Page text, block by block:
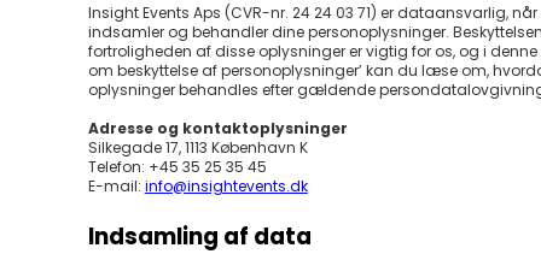
Insight Events Aps (CVR-nr. 24 24 03 71) er dataansvarlig, når
indsamler og behandler dine personoplysninger.
fortroligheden af disse oplysninger er vigtig for os, og i denne
om beskyttelse af personoplysninger’ kan du læse om,
oplysninger behandles efter gældende
Adresse og kontaktoplysninger
Silkegade 17, 1113 København K
Telefon: +45 35 25 35 45
E-mail: info@insightevents.dk
Indsamling af data